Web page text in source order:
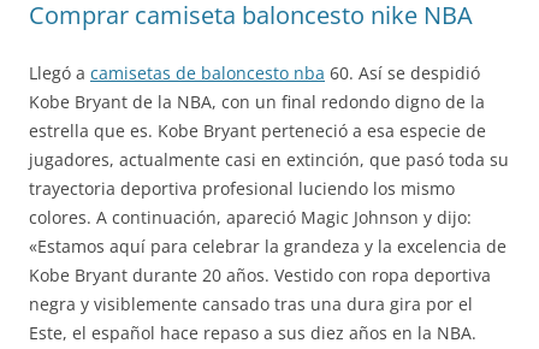
Comprar camiseta baloncesto nike NBA
Llegó a camisetas de baloncesto nba 60. Así se despidió
Kobe Bryant de la NBA, con un final redondo digno de la
estrella que es. Kobe Bryant perteneció a esa especie de
jugadores, actualmente casi en extinción, que pasó toda su
trayectoria deportiva profesional luciendo los mismo
colores. A continuación, apareció Magic Johnson y dijo:
«Estamos aquí para celebrar la grandeza y la excelencia de
Kobe Bryant durante 20 años. Vestido con ropa deportiva
negra y visiblemente cansado tras una dura gira por el
Este, el español hace repaso a sus diez años en la NBA.